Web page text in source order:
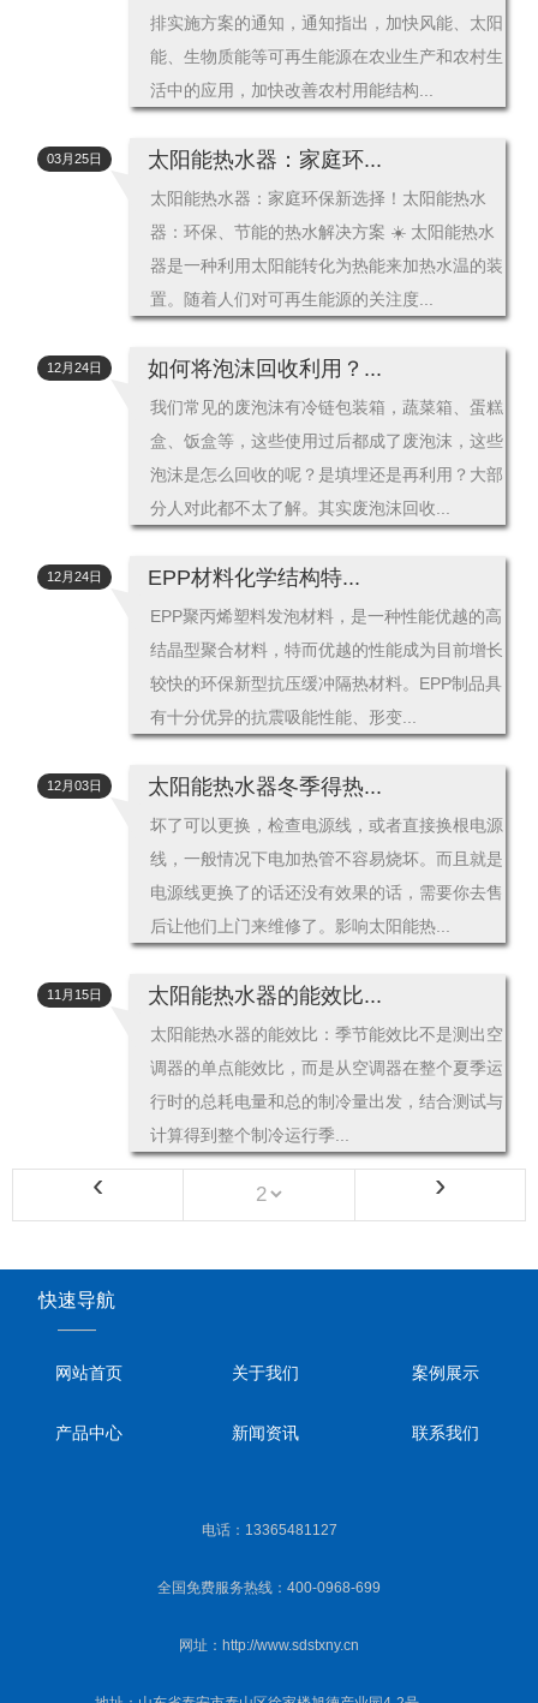
排实施方案的通知，通知指出，加快风能、太阳
能、生物质能等可再生能源在农业生产和农村生
活中的应用，加快改善农村用能结构...
太阳能热水器：家庭环...
太阳能热水器：家庭环保新选择！太阳能热水
器：环保、节能的热水解决方案 ☀️ 太阳能热水
器是一种利用太阳能转化为热能来加热水温的装
置。随着人们对可再生能源的关注度...
03月25日
如何将泡沫回收利用？...
我们常见的废泡沫有冷链包装箱，蔬菜箱、蛋糕
盒、饭盒等，这些使用过后都成了废泡沫，这些
泡沫是怎么回收的呢？是填埋还是再利用？大部
分人对此都不太了解。其实废泡沫回收...
12月24日
EPP材料化学结构特...
EPP聚丙烯塑料发泡材料，是一种性能优越的高
结晶型聚合材料，特而优越的性能成为目前增长
较快的环保新型抗压缓冲隔热材料。EPP制品具
有十分优异的抗震吸能性能、形变...
12月24日
太阳能热水器冬季得热...
坏了可以更换，检查电源线，或者直接换根电源
线，一般情况下电加热管不容易烧坏。而且就是
电源线更换了的话还没有效果的话，需要你去售
后让他们上门来维修了。影响太阳能热...
12月03日
太阳能热水器的能效比...
太阳能热水器的能效比：季节能效比不是测出空
调器的单点能效比，而是从空调器在整个夏季运
行时的总耗电量和总的制冷量出发，结合测试与
计算得到整个制冷运行季...
11月15日
‹ ›
快速导航
——
网站首页 关于我们 案例展示
产品中心 新闻资讯 联系我们
电话：13365481127
全国免费服务热线：400-0968-699
网址：http://www.sdstxny.cn